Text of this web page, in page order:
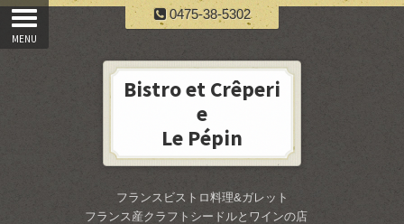
0475-38-5302
Bistro et Crêperi
e
Le Pépin
フランスビストロ料理&ガレット
フランス産クラフトシードルとワインの店